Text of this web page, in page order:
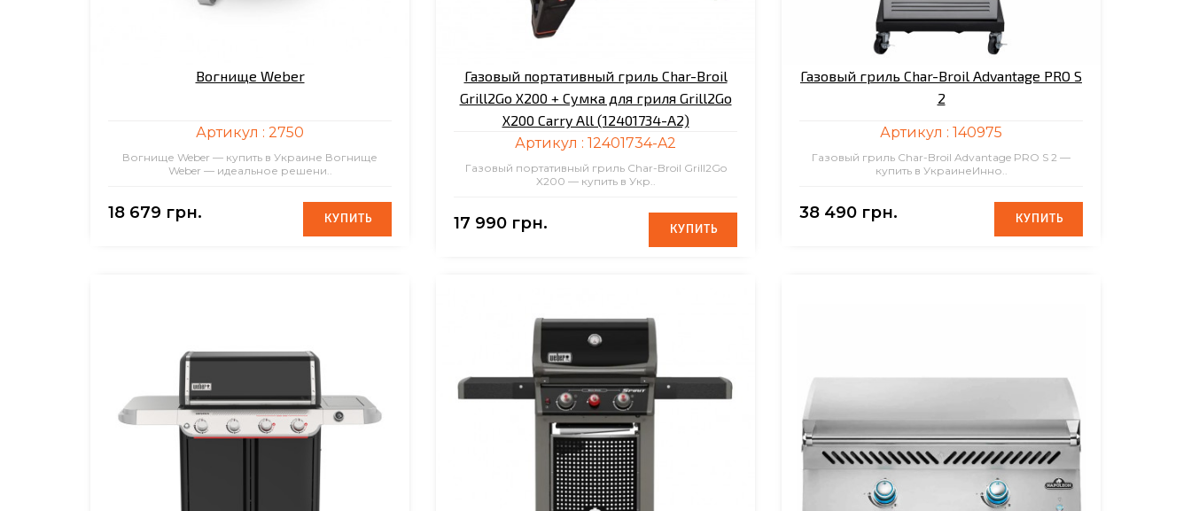
Вогнище Weber
Артикул : 2750
Вогнище Weber — купить в Украине Вогнище
Weber — идеальное решени..
18 679 грн. КУПИТЬ
КУПИТЬ
Газовый портативный гриль Char-Broil
Grill2Go X200 + Сумка для гриля Grill2Go
X200 Carry All (12401734-A2)
Артикул : 12401734-A2
Газовый портативный гриль Char-Broil Grill2Go
X200 — купить в Укр..
17 990 грн. КУПИТЬ
КУПИТЬ
Газовый гриль Char-Broil Advantage PRO S
2
Артикул : 140975
Газовый гриль Char-Broil Advantage PRO S 2 —
купить в УкраинеИнно..
38 490 грн. КУПИТЬ
КУПИТЬ